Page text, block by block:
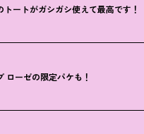
ートがガシガシ使えて最高です ！
ローゼの限定パケも ！